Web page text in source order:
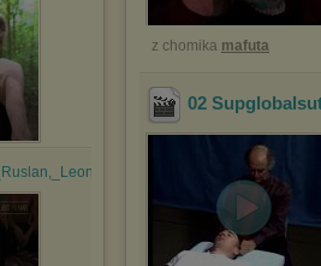
z chomika mafuta
02